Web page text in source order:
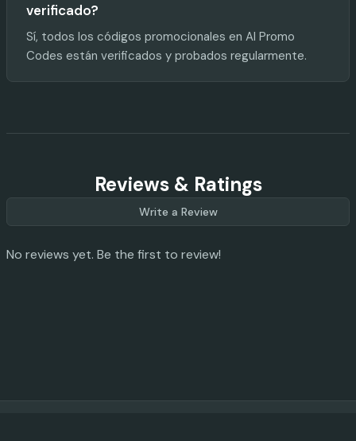
verificado?
Sí, todos los códigos promocionales en AI Promo
Codes están verificados y probados regularmente.
Reviews & Ratings
Write a Review
No reviews yet. Be the first to review!